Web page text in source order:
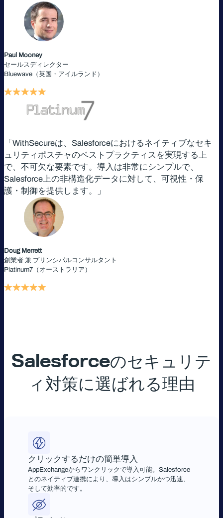
Paul Mooney​
セールスディレクター
Bluewave（英国・アイルランド）
「WithSecureは、Salesforceにおけるネイティブなセキ
ュリティポスチャのベストプラクティスを実現する上
で、不可欠な要素です。導入は非常にシンプルで、
Salesforce上の非構造化データに対して、可視性・保
護・制御を提供します。」
Doug Merrett
創業者 兼 プリンシパルコンサルタント
Platinum7（オーストラリア）
Salesforceのセキュリテ
ィ対策に選ばれる理由
クリックするだけの簡単導入
AppExchangeからワンクリックで導入可能。Salesforce
とのネイティブ連携により、導入はシンプルかつ迅速、
そして効率的です。